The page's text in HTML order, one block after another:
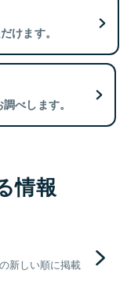
けます。
べします。
情報
新しい順に掲載